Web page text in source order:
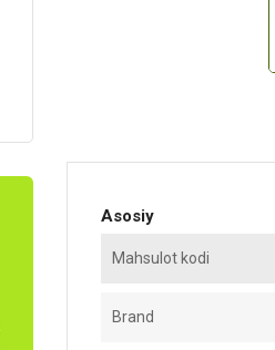
Asosiy
Mahsulot kodi
Brand